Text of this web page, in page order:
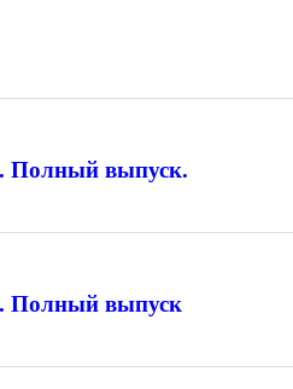
Полный выпуск.
Полный выпуск